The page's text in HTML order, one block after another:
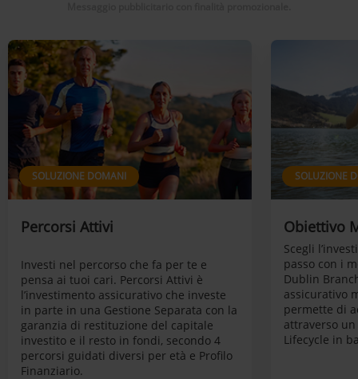
SOLUZIONE DOMANI
Percorsi Attivi
Investi nel percorso che fa per te e
pensa ai tuoi cari. Percorsi Attivi è
l’investimento assicurativo che investe
in parte in una Gestione Separata con la
garanzia di restituzione del capitale
investito e il resto in fondi, secondo 4
percorsi guidati diversi per età e Profilo
Finanziario.
SOLUZIONE
Obiettivo
Scegli
passo con i
Dublin
assicurativo
permette di
attraverso
Lifecycle in